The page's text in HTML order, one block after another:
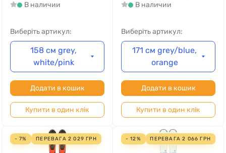
В наличии
Виберіть артикул:
158 см grey,
white/pink
Додати в кошик
Купити в один клік
В наличии
Виберіть артикул:
171 см grey/blue,
orange
Додати в кошик
Купити в один клік
- 7% ПЕРЕВАГА2 029 ГРН - 12% ПЕРЕВАГА2 066 ГРН